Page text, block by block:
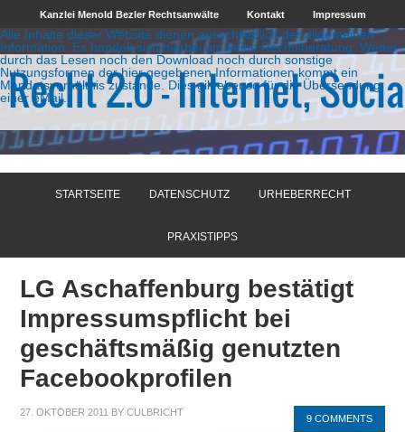
Kanzlei Menold Bezler Rechtsanwälte Kontakt Impressum
Alle Inhalte dieser Website dienen ausschließlich der allgemeinen
Information. Es handelt sich hierbei um keine Rechtsberatung. Weder
durch das Lesen noch den Download noch durch sonstige
Nutzungsformen der hier gegebenen Informationen kommt ein
Mandatsverhältnis zustande. Dies gilt ebenso für die Übersendung
einer eMail.
STARTSEITE DATENSCHUTZ URHEBERRECHT
PRAXISTIPPS
LG Aschaffenburg bestätigt
Impressumspflicht bei
geschäftsmäßig genutzten
Facebookprofilen
27. OKTOBER 2011 BYCULBRICHT
9 COMMENTS